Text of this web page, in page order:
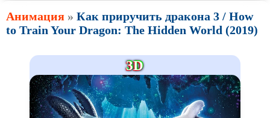
Анимация » Как приручить дракона 3 / How
to Train Your Dragon: The Hidden World (2019)
3D